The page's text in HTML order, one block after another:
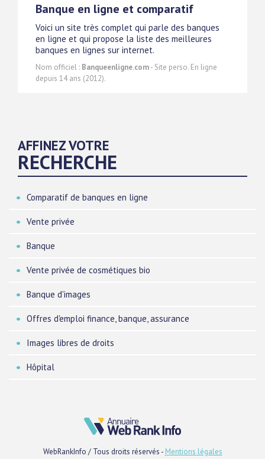
Banque en ligne et comparatif
Voici un site très complet qui parle des banques
en ligne et qui propose la liste des meilleures
banques en lignes sur internet.
Nom officiel : Banqueenligne.com- Site perso. En ligne
depuis 14 ans (2012).
AFFINEZ VOTRE
RECHERCHE
Comparatif de banques en ligne
Vente privée
Banque
Vente privée de cosmétiques bio
Banque d'images
Offres d'emploi finance, banque, assurance
Images libres de droits
Hôpital
WebRankInfo / Tous droits réservés - Mentions légales